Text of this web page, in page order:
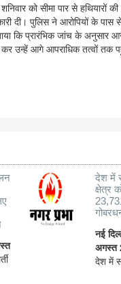
को सीमा पार से
दी। पुलिस ने आरोपियों के
कि प्रारंभिक जांच के अनुसार
कर उन्हें आगे आपराधिक तत्वों
देश में
क्षेत्र
नई
देश में